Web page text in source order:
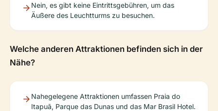
Nein, es gibt keine Eintrittsgebühren, um das
Äußere des Leuchtturms zu besuchen.
Welche anderen Attraktionen befinden sich in der
Nähe?
Nahegelegene Attraktionen umfassen Praia do
Itapuã, Parque das Dunas und das Mar Brasil Hotel.